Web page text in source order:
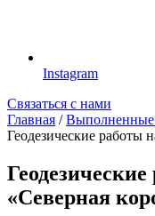
Instagram
Связаться с нами
Главная /Выполненные
Геодезические работы
«Северная